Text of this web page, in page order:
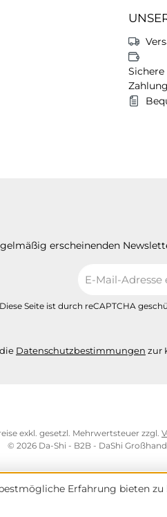
erscheinenden
Mail-
Diese Seite ist durch reCAPTCHA
Datenschutzbestimmungen zur
exkl. gesetzl. Mehrwertsteuer zzgl.
© 2026 Da-Shi - B2B - DaShi
Erfahrung bieten zu